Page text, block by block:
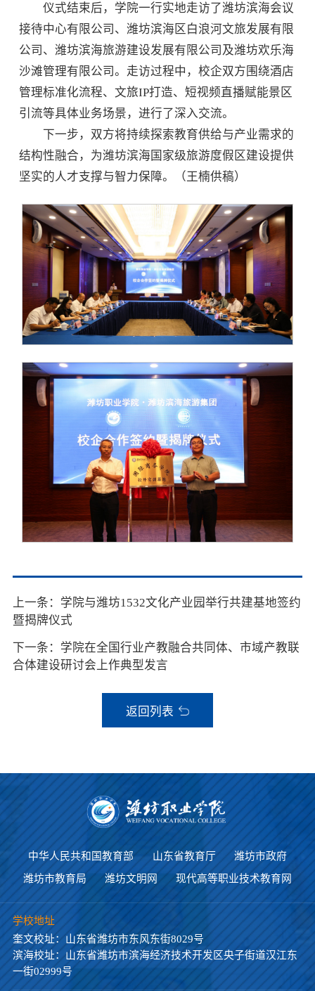
仪式结束后，学院一行实地走访了潍坊滨海会议
接待中心有限公司、潍坊滨海区白浪河文旅发展有限
公司、潍坊滨海旅游建设发展有限公司及潍坊欢乐海
沙滩管理有限公司。走访过程中，校企双方围绕酒店
管理标准化流程、文旅IP打造、短视频直播赋能景区
引流等具体业务场景，进行了深入交流。
下一步，双方将持续探索教育供给与产业需求的
结构性融合，为潍坊滨海国家级旅游度假区建设提供
坚实的人才支撑与智力保障。（王楠供稿）
上一条：学院与潍坊1532文化产业园举行共建基地签约
暨揭牌仪式
下一条：学院在全国行业产教融合共同体、市域产教联
合体建设研讨会上作典型发言
返回列表
中华人民共和国教育部 山东省教育厅
潍坊市政府
潍坊市教育局
潍坊文明网 现代高等职业技术教育网
学校地址
奎文校址：山东省潍坊市东风东街8029号
滨海校址：山东省潍坊市滨海经济技术开发区央子街道汉江东
一街02999号